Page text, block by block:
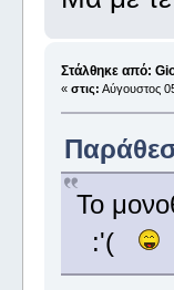
Στάλθηκε από:
« στις: Αύγουστος
Το
:'(